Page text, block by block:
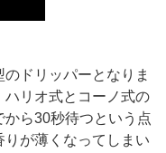
ドリッパーとなりま
リオ式とコーノ式の
ら30秒待つという点
が薄くなってしまい